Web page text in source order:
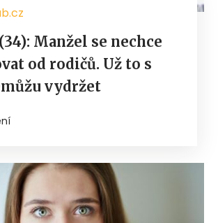
Manžel se nechce
od rodičů. Už to s
vydržet